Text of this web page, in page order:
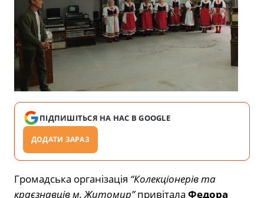
ПІДПИШІТЬСЯ НА НАС В GOOGLE
ДОДАТИ ЗАРАЗ
Громадська організація “Колекціонерів та
краєзнавців м. Житомир”привітала Федора